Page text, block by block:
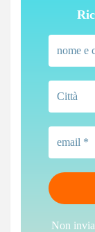
Non